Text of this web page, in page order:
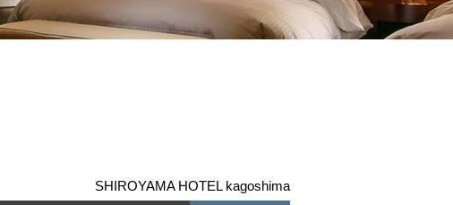
SHIROYAMA HOTEL kagoshima